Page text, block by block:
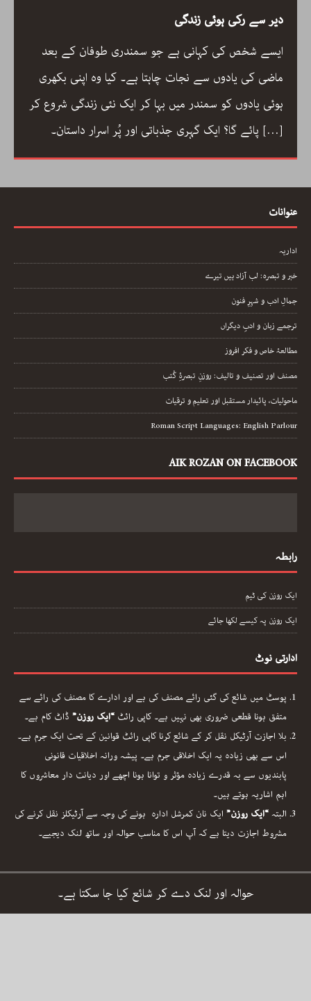
دیر سے رکی ہوئی زندگی
ایسے شخص کی کہانی ہے جو سمندری طوفان کے بعد
ماضی کی یادوں سے نجات چاہتا ہے۔ کیا وہ اپنی بکھری
ہوئی یادوں کو سمندر میں بہا کر ایک نئی زندگی شروع کر
[…]
عنوانات
اداریہ
خبر و تبصرہ: لب آزاد ہیں تیرے
جمالِ ادب و شہرِ فنون
ترجمے زبان و ادبِ دیگراں
مطالعۂ خاص و فکر افروز
مصنف اور تصنیف و تالیف: روزنِ تبصرۂِ کُتب
ماحولیات، پائیدار مستقبل اور تعلیم و ترقیات
Roman Script Languages: English Parlour
AIK ROZAN ON FACEBOOK
رابطہ
ایک روزن کی ٹیم
ایک روزن پہ کیسے لکھا جائے
ادارتی نوٹ
پوسٹ میں شائع کی گئی رائے مصنف کی ہے اور ادارے کا مصنف کی رائے سے
متفق ہونا قطعی ضروری بھی نہیں ہے۔ کاپی رائٹ “ایک روزن” ڈاٹ کام ہے۔
بلا اجازت آرٹیکل نقل کر کے شائع کرنا کاپی رائٹ قوانین کے تحت ایک جرم ہے۔
اس سے بھی زیادہ یہ ایک اخلاقی جرم ہے۔ پیشہ ورانہ اخلاقیات قانونی
پابندیوں سے بہ قدرے زیادہ مؤثر و توانا ہونا اچھے اور دیانت دار معاشروں کا
اہم اشاریہ ہوتے ہیں۔
البتہ “ایک روزن” ایک نان کمرشل ادارہ ہونے کی وجہ سے آرٹیکلز نقل کرنے کی
مشروط اجازت دیتا ہے کہ آپ اس کا مناسب حوالہ اور ساتھ لنک دیجیے۔
حوالہ اور لنک دے کر شائع کیا جا سکتا ہے۔